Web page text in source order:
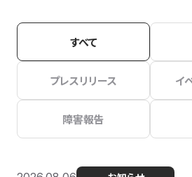
すべて
プレスリリース イ
障害報告